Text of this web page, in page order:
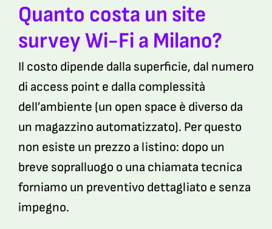
Quanto costa un site
survey Wi-Fi a Milano?
Il costo dipende dalla superficie, dal numero
di access point e dalla complessità
dell’ambiente (un open space è diverso da
un magazzino automatizzato). Per questo
non esiste un prezzo a listino: dopo un
breve sopralluogo o una chiamata tecnica
forniamo un preventivo dettagliato e senza
impegno.